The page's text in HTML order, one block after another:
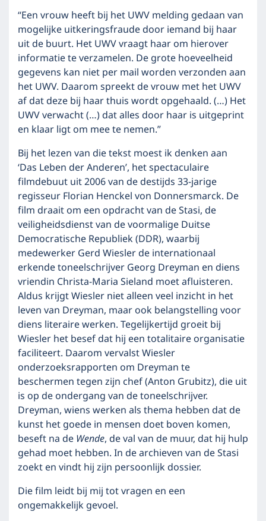
“Een vrouw heeft bij het UWV melding gedaan van
mogelijke uitkeringsfraude door iemand bij haar
uit de buurt. Het UWV vraagt haar om hierover
informatie te verzamelen. De grote hoeveelheid
gegevens kan niet per mail worden verzonden aan
het UWV. Daarom spreekt de vrouw met het UWV
af dat deze bij haar thuis wordt opgehaald. (…) Het
UWV verwacht (…) dat alles door haar is uitgeprint
en klaar ligt om mee te nemen.”
Bij het lezen van die tekst moest ik denken aan
‘Das Leben der Anderen’, het spectaculaire
filmdebuut uit 2006 van de destijds 33-jarige
regisseur Florian Henckel von Donnersmarck. De
film draait om een opdracht van de Stasi, de
veiligheidsdienst van de voormalige Duitse
Democratische Republiek (DDR), waarbij
medewerker Gerd Wiesler de internationaal
erkende toneelschrijver Georg Dreyman en diens
vriendin Christa-Maria Sieland moet afluisteren.
Aldus krijgt Wiesler niet alleen veel inzicht in het
leven van Dreyman, maar ook belangstelling voor
diens literaire werken. Tegelijkertijd groeit bij
Wiesler het besef dat hij een totalitaire organisatie
faciliteert. Daarom vervalst Wiesler
onderzoeksrapporten om Dreyman te
beschermen tegen zijn chef (Anton Grubitz), die uit
is op de ondergang van de toneelschrijver.
Dreyman, wiens werken als thema hebben dat de
kunst het goede in mensen doet boven komen,
beseft na deWende, de val van de muur, dat hij hulp
gehad moet hebben. In de archieven van de Stasi
zoekt en vindt hij zijn persoonlijk dossier.
Die film leidt bij mij tot vragen en een
ongemakkelijk gevoel.